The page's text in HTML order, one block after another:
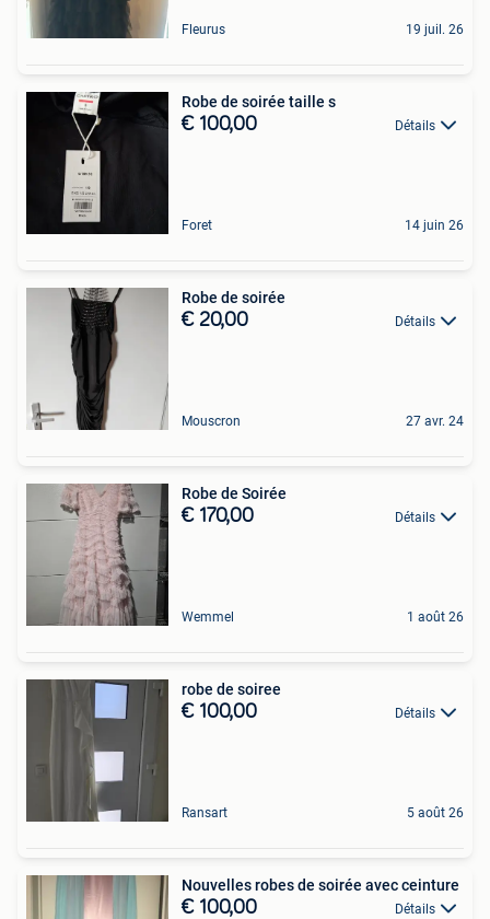
Fleurus 19 juil. 26
Robe de soirée taille s
€ 100,00 Détails
Foret 14 juin 26
Robe de soirée
€ 20,00 Détails
Mouscron 27 avr. 24
Robe de Soirée
€ 170,00 Détails
Wemmel 1 août 26
robe de soiree
€ 100,00 Détails
Ransart 5 août 26
Nouvelles robes de soirée avec ceinture
€ 100,00 Détails